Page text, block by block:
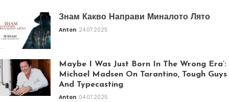
Знам Какво Направи Миналото Лято
Anton 24.07.2025
Maybe I Was Just Born In The Wrong Era’:
Michael Madsen On Tarantino, Tough Guys
And Typecasting
Anton 04.07.2025